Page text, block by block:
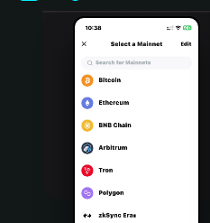
Italiano
Português (Portugal)
Bahasa Indonesia